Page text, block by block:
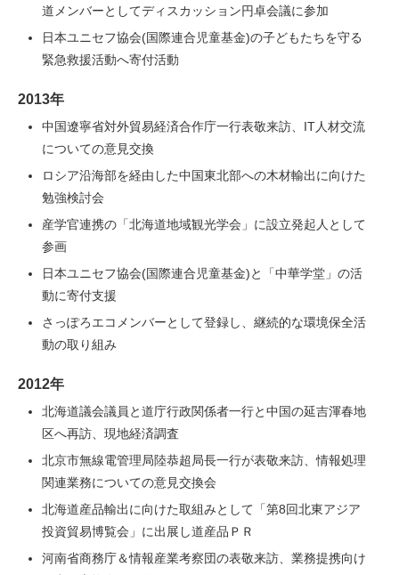
道メンバーとしてディスカッション円卓会議に参加
日本ユニセフ協会(国際連合児童基金)の子どもたちを守る
緊急救援活動へ寄付活動
2013年
中国遼寧省対外貿易経済合作庁一行表敬来訪、IT人材交流
についての意見交換
ロシア沿海部を経由した中国東北部への木材輸出に向けた
勉強検討会
産学官連携の「北海道地域観光学会」に設立発起人として
参画
日本ユニセフ協会(国際連合児童基金)と「中華学堂」の活
動に寄付支援
さっぽろエコメンバーとして登録し、継続的な環境保全活
動の取り組み
2012年
北海道議会議員と道庁行政関係者一行と中国の延吉渾春地
区へ再訪、現地経済調査
北京市無線電管理局陸恭超局長一行が表敬来訪、情報処理
関連業務についての意見交換会
北海道産品輸出に向けた取組みとして「第8回北東アジア
投資貿易博覧会」に出展し道産品ＰＲ
河南省商務庁＆情報産業考察団の表敬来訪、業務提携向け